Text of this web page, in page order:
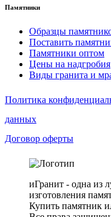
Памятники
Образцы
Поставить
Памятники оптом
Цены на надгробия
Виды гранита и
Политика
данных
Договор оферты
иГранит - одна из
изготовления
Купить памятник